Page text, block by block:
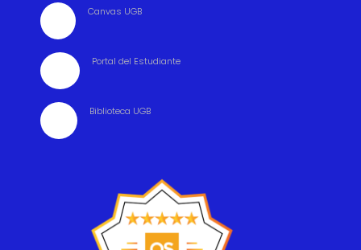
Canvas UGB
Portal del Estudiante
Biblioteca UGB